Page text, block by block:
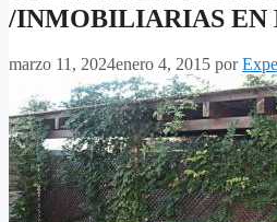
/INMOBILIARIAS EN
marzo 11, 2024enero 4, 2015 por